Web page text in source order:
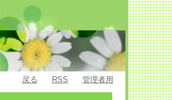
戻る RSS 管理者用